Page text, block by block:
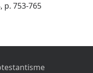
p. 753-765